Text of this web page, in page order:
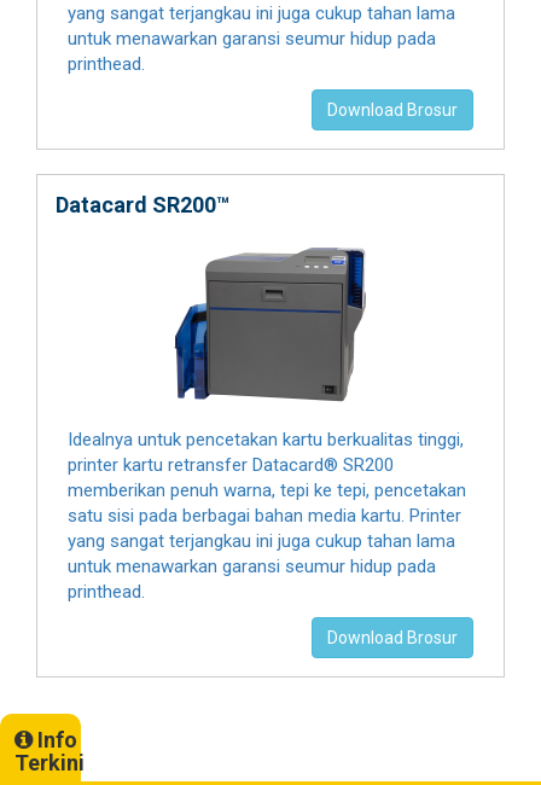
yang sangat terjangkau ini juga cukup tahan lama
untuk menawarkan garansi seumur hidup pada
printhead.
Download Brosur
Datacard SR200™
Idealnya untuk pencetakan kartu berkualitas tinggi,
printer kartu retransfer Datacard® SR200
memberikan penuh warna, tepi ke tepi, pencetakan
satu sisi pada berbagai bahan media kartu. Printer
yang sangat terjangkau ini juga cukup tahan lama
untuk menawarkan garansi seumur hidup pada
printhead.
Download Brosur
Info
Terkini